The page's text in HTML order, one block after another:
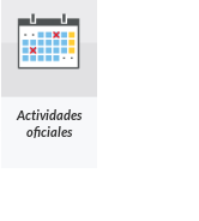
Actividades
oficiales